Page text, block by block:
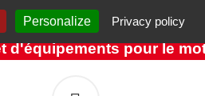
pour le
Personalize Privacy policy